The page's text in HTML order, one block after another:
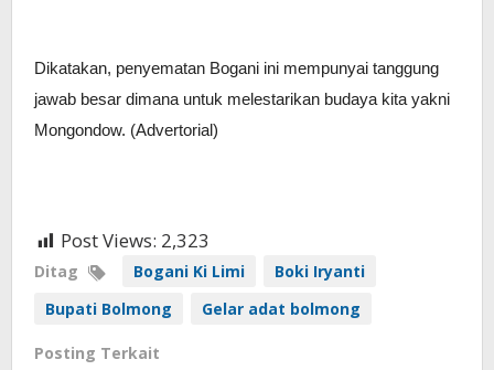
Dikatakan, penyematan Bogani ini mempunyai tanggung
jawab besar dimana untuk melestarikan budaya kita yakni
Mongondow. (Advertorial)
Post Views: 2,323
Ditag Bogani Ki Limi
Boki Iryanti
Bupati Bolmong
Gelar adat bolmong
Posting Terkait